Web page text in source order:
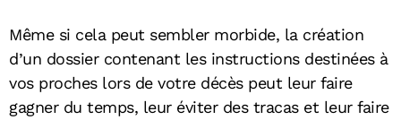
Même si cela peut sembler morbide, la création
d’un dossier contenant les instructions destinées à
vos proches lors de votre décès peut leur faire
gagner du temps, leur éviter des tracas et leur faire